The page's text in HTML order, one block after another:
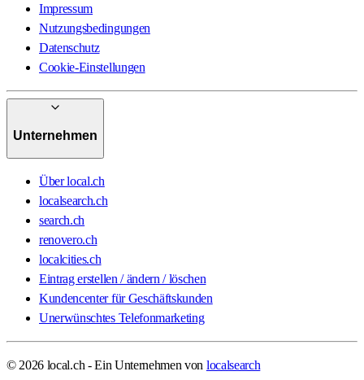
Impressum
Nutzungsbedingungen
Datenschutz
Cookie-Einstellungen
Unternehmen
Über local.ch
localsearch.ch
search.ch
renovero.ch
localcities.ch
Eintrag erstellen / ändern / löschen
Kundencenter für Geschäftskunden
Unerwünschtes Telefonmarketing
© 2026 local.ch - Ein Unternehmen von localsearch